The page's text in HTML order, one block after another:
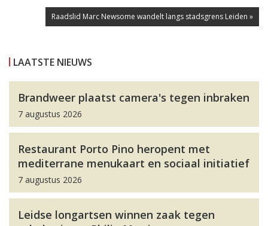
Raadslid Marc Newsome wandelt langs stadsgrens Leiden »
LAATSTE NIEUWS
Brandweer plaatst camera's tegen inbraken
7 augustus 2026
Restaurant Porto Pino heropent met
mediterrane menukaart en sociaal initiatief
7 augustus 2026
Leidse longartsen winnen zaak tegen